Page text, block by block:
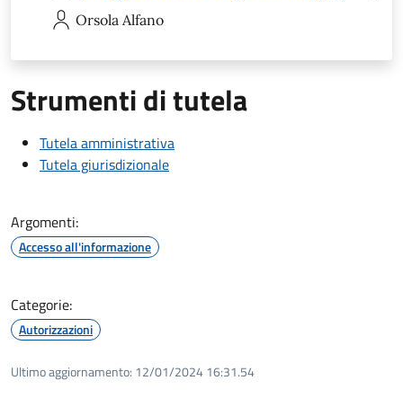
Orsola Alfano
Strumenti di tutela
Tutela amministrativa
Tutela giurisdizionale
Argomenti:
Accesso all'informazione
Categorie:
Autorizzazioni
Ultimo aggiornamento: 12/01/2024 16:31.54